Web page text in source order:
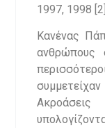
1997, 1998
Κανένας
ανθρώπους